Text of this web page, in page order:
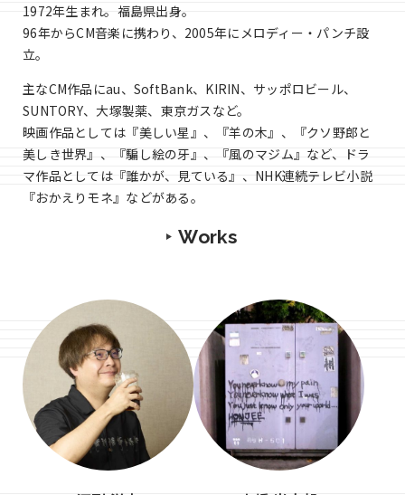
1972年生まれ。福島県出身。
96年からCM音楽に携わり、2005年にメロディー・パンチ設
立。
主なCM作品にau、SoftBank、KIRIN、サッポロビール、
SUNTORY、大塚製薬、東京ガスなど。
映画作品としては『美しい星』、『羊の木』、『クソ野郎と
美しき世界』、『騙し絵の牙』、『風のマジム』など、ドラ
マ作品としては『誰かが、見ている』、NHK連続テレビ小説
『おかえりモネ』などがある。
Works